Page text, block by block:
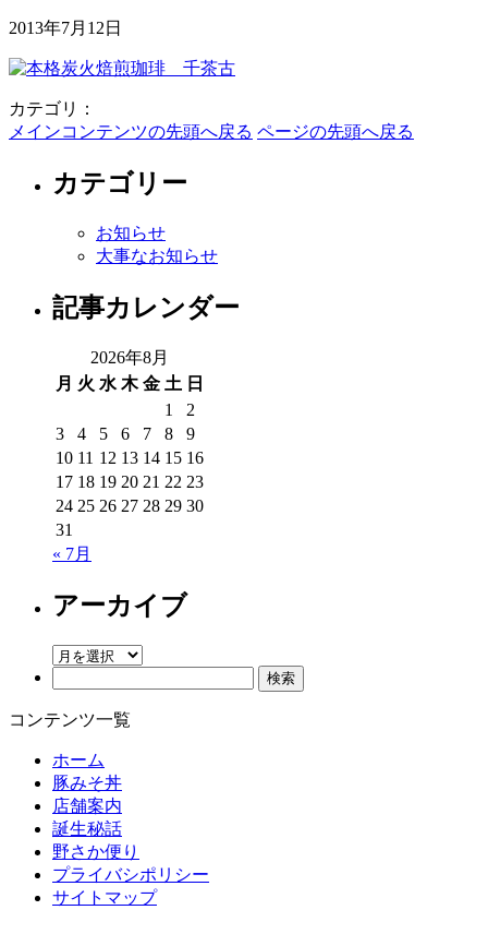
2013年7月12日
カテゴリ：
メインコンテンツの先頭へ戻る ページの先頭へ戻る
カテゴリー
お知らせ
大事なお知らせ
記事カレンダー
2026年8月
月 火 水 木 金 土 日
1
2
3
4 5 6 7 8
9
10 11 12 13 14 15 16
17 18 19 20 21 22 23
24 25 26 27 28 29 30
31
« 7月
アーカイブ
ア
イ
コンテンツ一覧
ホーム
豚みそ丼
店舗案内
誕生秘話
野さか便り
プライバシポリシー
サイトマップ